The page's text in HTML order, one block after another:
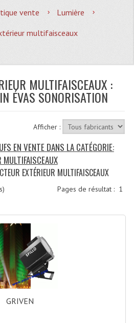
MAGASIN
Quoi De Neuf?
Acces, Horaires.
De Matériel
Nos Promotions
Sonorisation
Pieds Cellules Diamants
Enceintes
Micro, Pieds De Régie
vente
Lumière
multifaisceaux
MULTIFAISCEAUX :
ÉVAS SONORISATION
Afficher :
EN VENTE DANS LA CATÉGORIE:
MULTIFAISCEAUX
EXTÉRIEUR MULTIFAISCEAUX
Pages de résultat : 1
GRIVEN